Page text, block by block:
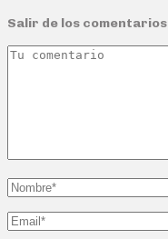
Salir de los comentarios